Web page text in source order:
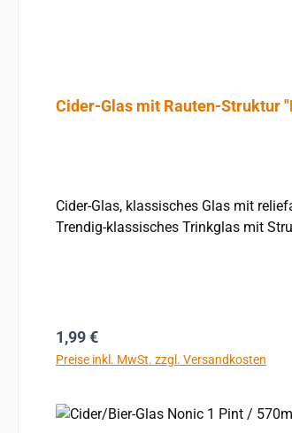
Cider-Glas mit Rauten-Struktur
Cider-Glas, klassisches Glas mit reliefartiger Rautenstruktur -
Trendig-klassisches Trinkglas mit
Regulärer Preis:
1,99 €
Preise inkl. MwSt. zzgl. Versandkosten